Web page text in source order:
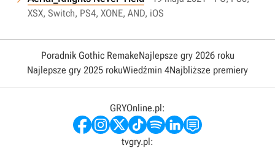
XSX, Switch, PS4, XONE, AND, iOS
Poradnik Gothic RemakeNajlepsze gry 2026 roku
Najlepsze gry 2025 rokuWiedźmin 4Najbliższe premiery
GRYOnline.pl:
tvgry.pl: